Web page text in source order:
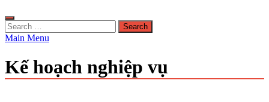
Search
for:
Main Menu
Kế hoạch nghiệp vụ